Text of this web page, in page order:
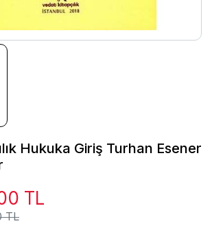
Hukuka Giriş Turhan Esener
TL
TL